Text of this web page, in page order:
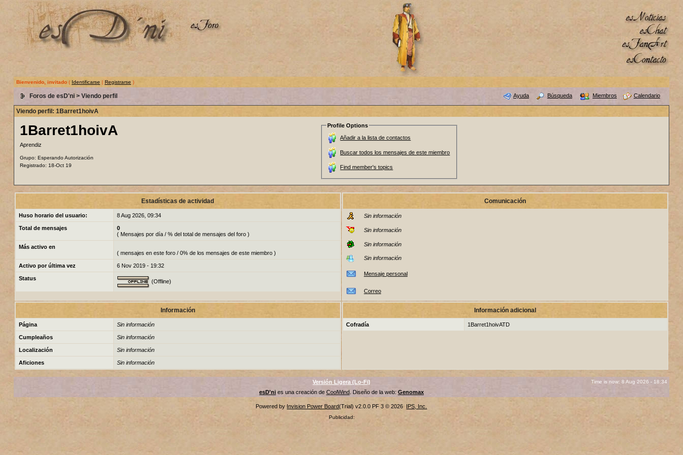
Bienvenido, invitado( Identificarse | Registrarse )
Foros de esD'ni> Viendo perfil Ayuda Búsqueda Miembros Calendario
Viendo perfil: 1Barret1hoivA
1Barret1hoivA
Aprendiz
Grupo: Esperando Autorización
Registrado: 18-Oct 19
Profile Options
Añadir a la lista de contactos
Buscar todos los mensajes de este miembro
Find member's topics
Estadísticas de actividad
Huso horario del usuario: 8 Aug 2026, 09:34
Total de mensajes
0
( Mensajes por día / % del total de mensajes del foro )
Más activo en
( mensajes en este foro / 0% de los mensajes de este miembro )
Activo por última vez 6 Nov 2019 - 19:32
Status (Offline)
Comunicación
Sin información
Sin información
Sin información
Sin información
Mensaje personal
Correo
Información
Página Sin información
Cumpleaños Sin información
Localización Sin información
Aficiones Sin información
Información adicional
Cofradía 1Barret1hoivATD
Versión Ligera (Lo-Fi) Time is now: 8 Aug 2026 - 18:34
esD'nies una creación de CoolWind. Diseño de la web: Genomax
Powered by Invision Power Board(Trial) v2.0.0 PF 3 © 2026 IPS, Inc.
Publicidad: